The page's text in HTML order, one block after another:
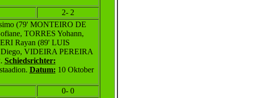
2- 2
(79' MONTEIRO DE
TORRES Yohann,
Rayan (89' LUIS
VIDEIRA PEREIRA
Schiedsrichter:
Datum: 10 Oktober
0- 0